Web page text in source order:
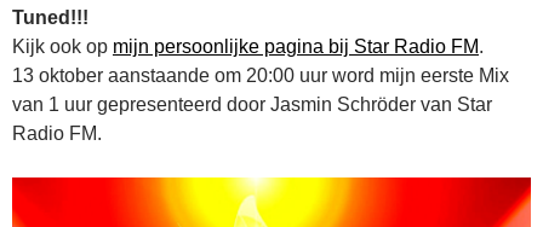
Tuned!!!
Kijk ook op mijn persoonlijke pagina bij Star Radio FM.
13 oktober aanstaande om 20:00 uur word mijn eerste Mix
van 1 uur gepresenteerd door Jasmin Schröder van Star
Radio FM.